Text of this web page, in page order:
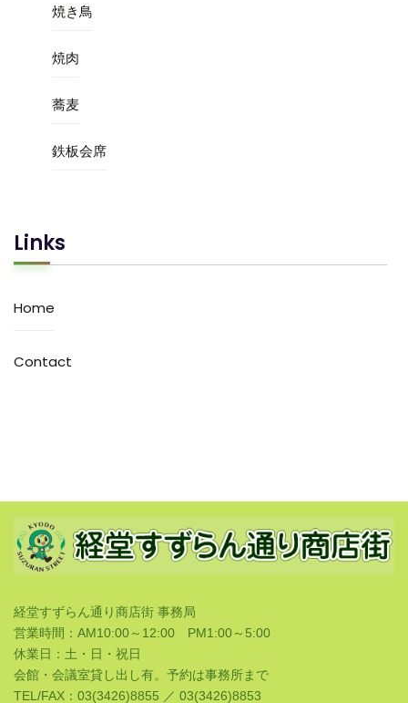
焼き鳥
焼肉
蕎麦
鉄板会席
Links
Home
Contact
経堂すずらん通り商店街 事務局
営業時間：AM10:00～12:00 PM1:00～5:00
休業日：土・日・祝日
会館・会議室貸し出し有。予約は事務所まで
TEL/FAX：03(3426)8855 ／ 03(3426)8853